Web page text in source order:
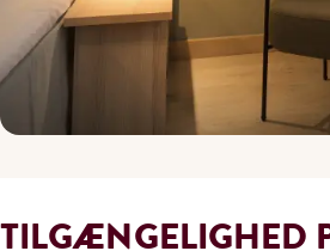
TILGÆNGELIGHED